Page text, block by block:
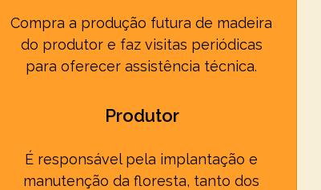
Compra a produção futura de madeira
do produtor e faz visitas periódicas
para oferecer assistência técnica.
Produtor
É responsável pela implantação e
manutenção da floresta, tanto dos